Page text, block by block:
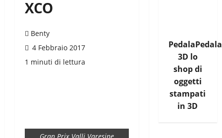
XCO
Benty
4 Febbraio 2017
1 minuti di lettura
PedalaPedala
3D lo
shop di
oggetti
stampati
in 3D